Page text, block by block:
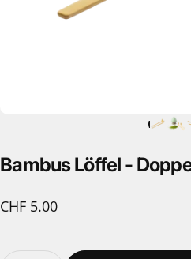
BambusLöffel -
CHF 5.00